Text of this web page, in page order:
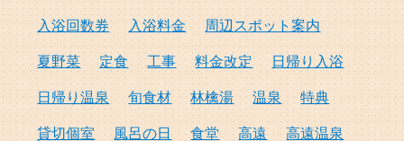
入浴回数券
入浴料金
周辺スポット案内
夏野菜
定食 工事 料金改定
日帰り入浴
日帰り温泉
旬食材 林檎湯 温泉
特典
貸切個室
風呂の日 食堂 高遠
高遠温泉